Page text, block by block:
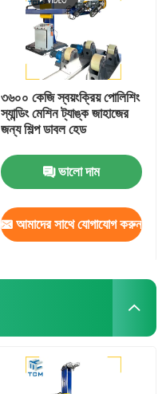
৩৬০০ কেজি স্বয়ংক্রিয় পোলিশিং
স্যান্ডিং মেশিন ট্যাঙ্ক জাহাজের
জন্য শিল্প ডাবল হেড
ভালো দাম
আমাদের সাথে যোগাযোগ করুন